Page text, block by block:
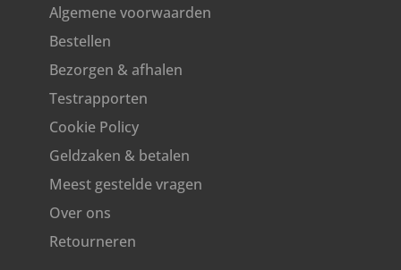
Algemene voorwaarden
Bestellen
Bezorgen & afhalen
Testrapporten
Cookie Policy
Geldzaken & betalen
Meest gestelde vragen
Over ons
Retourneren